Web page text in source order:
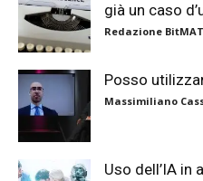
già un caso
Redazione BitMAT
Posso
Massimiliano
Uso dell’IA in